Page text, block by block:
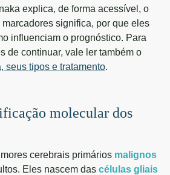
explica, de forma acessível, o
significa, por que eles
influenciam o prognóstico. Para
de continuar, vale ler também o
seus tipos e tratamento.
molecular dos
cerebrais primários malignos
Eles nascem das células gliais